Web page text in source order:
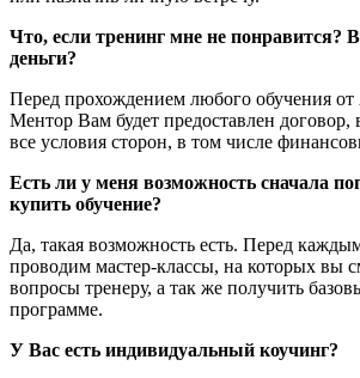
Что, если тренинг мне не понравится?
деньги?
Перед прохождением любого обучения
Ментор Вам будет предоставлен
все условия сторон, в том числе
Есть ли у меня возможность сначала
купить обучение?
Да, такая возможность есть. Перед
проводим мастер-классы, на которых вы
вопросы тренеру, а так же получить
программе.
У Вас есть индивидуальный коучинг?